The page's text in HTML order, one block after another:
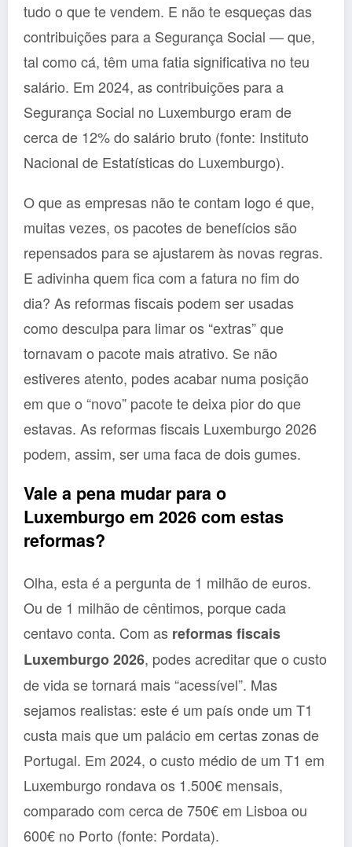
tudo o que te vendem. E não te esqueças das
contribuições para a Segurança Social — que,
tal como cá, têm uma fatia significativa no teu
salário. Em 2024, as contribuições para a
Segurança Social no Luxemburgo eram de
cerca de 12% do salário bruto (fonte: Instituto
Nacional de Estatísticas do Luxemburgo).
O que as empresas não te contam logo é que,
muitas vezes, os pacotes de benefícios são
repensados para se ajustarem às novas regras.
E adivinha quem fica com a fatura no fim do
dia? As reformas fiscais podem ser usadas
como desculpa para limar os “extras” que
tornavam o pacote mais atrativo. Se não
estiveres atento, podes acabar numa posição
em que o “novo” pacote te deixa pior do que
estavas. As reformas fiscais Luxemburgo 2026
podem, assim, ser uma faca de dois gumes.
Vale a pena mudar para o
Luxemburgo em 2026 com estas
reformas?
Olha, esta é a pergunta de 1 milhão de euros.
Ou de 1 milhão de cêntimos, porque cada
centavo conta. Com as reformas fiscais
Luxemburgo 2026, podes acreditar que o custo
de vida se tornará mais “acessível”. Mas
sejamos realistas: este é um país onde um T1
custa mais que um palácio em certas zonas de
Portugal. Em 2024, o custo médio de um T1 em
Luxemburgo rondava os 1.500€ mensais,
comparado com cerca de 750€ em Lisboa ou
600€ no Porto (fonte: Pordata).